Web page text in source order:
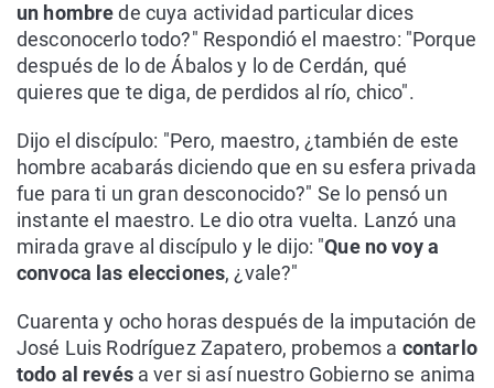
un hombrede cuya actividad particular dices
desconocerlo todo?" Respondió el maestro: "Porque
después de lo de Ábalos y lo de Cerdán, qué
quieres que te diga, de perdidos al río, chico".
Dijo el discípulo: "Pero, maestro, ¿también de este
hombre acabarás diciendo que en su esfera privada
fue para ti un gran desconocido?" Se lo pensó un
instante el maestro. Le dio otra vuelta. Lanzó una
mirada grave al discípulo y le dijo: "Que no voy a
convoca las elecciones, ¿vale?"
Cuarenta y ocho horas después de la imputación de
José Luis Rodríguez Zapatero, probemos a contarlo
todo al revés a ver si así nuestro Gobierno se anima